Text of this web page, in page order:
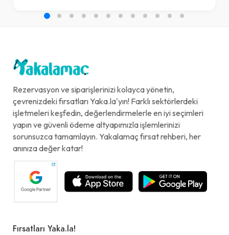
Rezervasyon ve siparişlerinizi kolayca yönetin,
çevrenizdeki fırsatları Yaka.la'yın! Farklı sektörlerdeki
işletmeleri keşfedin, değerlendirmelerle en iyi seçimleri
yapın ve güvenli ödeme altyapımızla işlemlerinizi
sorunsuzca tamamlayın. Yakalamaç fırsat rehberi, her
anınıza değer katar!
Fırsatları Yaka.la!